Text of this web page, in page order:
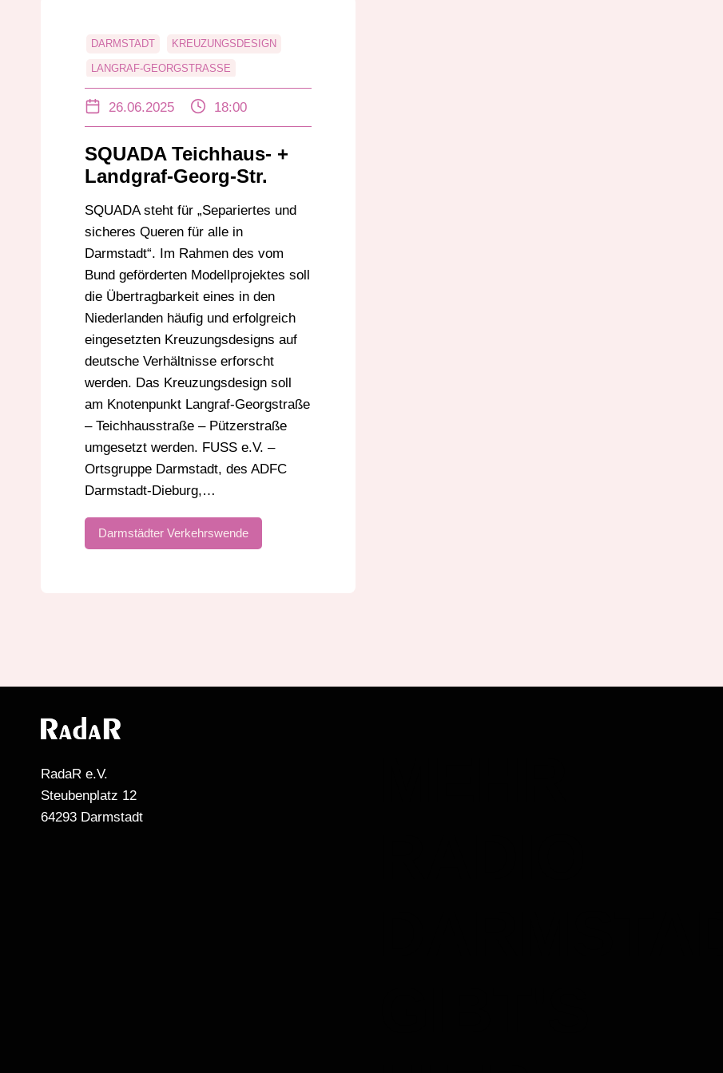
DARMSTADT KREUZUNGSDESIGN
LANGRAF-GEORGSTRASSE
SQUADA
26.06.2025 18:00
SQUADA Teichhaus- +
Landgraf-Georg-Str.
SQUADA steht für „Separiertes und
sicheres Queren für alle in
Darmstadt“. Im Rahmen des vom
Bund geförderten Modellprojektes soll
die Übertragbarkeit eines in den
Niederlanden häufig und erfolgreich
eingesetzten Kreuzungsdesigns auf
deutsche Verhältnisse erforscht
werden. Das Kreuzungsdesign soll
am Knotenpunkt Langraf-Georgstraße
– Teichhausstraße – Pützerstraße
umgesetzt werden. FUSS e.V. –
Ortsgruppe Darmstadt, des ADFC
Darmstadt-Dieburg,…
Darmstädter Verkehrswende
RadaR e.V.
Steubenplatz 12
64293 Darmstadt